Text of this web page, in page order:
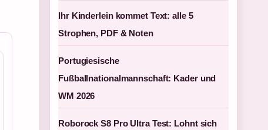
Ihr Kinderlein kommet Text: alle 5
Strophen, PDF & Noten
Portugiesische
Fußballnationalmannschaft: Kader und
WM 2026
Roborock S8 Pro Ultra Test: Lohnt sich